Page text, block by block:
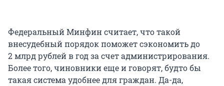
Федеральный Минфин считает, что такой
внесудебный порядок поможет сэкономить до
2 млрд рублей в год за счет администрирования.
Более того, чиновники еще и говорят, будто бы
такая система удобнее для граждан. Да-да,